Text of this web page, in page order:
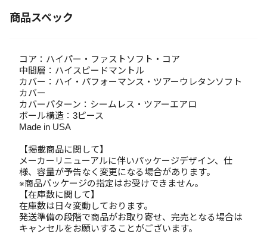
商品スペック
コア：ハイパー・ファストソフト・コア
中間層：ハイスピードマントル
カバー：ハイ・パフォーマンス・ツアーウレタンソフト
カバー
カバーパターン：シームレス・ツアーエアロ
ボール構造：3ピース
Made in USA
【掲載商品に関して】
メーカーリニューアルに伴いパッケージデザイン、仕
様、容量が予告なく変更になる場合があります。
※商品パッケージの指定はお受けできません。
【在庫数に関して】
在庫数は日々変動しております。
発送準備の段階で商品がお取り寄せ、完売となる場合は
キャンセルをお願いすることがございます。